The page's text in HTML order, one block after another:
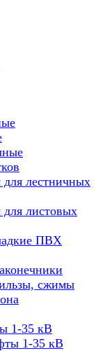
лестничных
листовых
ПВХ
сжимы
1-35 кВ
1-35 кВ